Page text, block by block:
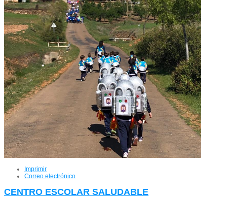
Imprimir
Correo electrónico
CENTRO ESCOLAR SALUDABLE